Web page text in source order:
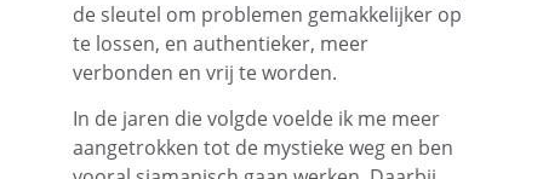
de sleutel om problemen gemakkelijker op
te lossen, en authentieker, meer
verbonden en vrij te worden.
In de jaren die volgde voelde ik me meer
aangetrokken tot de mystieke weg en ben